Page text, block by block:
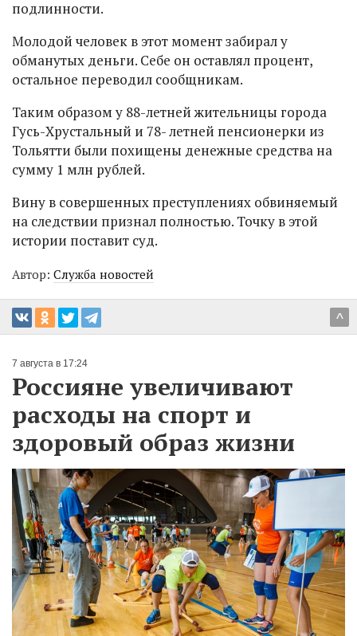
подлинности.
Молодой человек в этот момент забирал у
обманутых деньги. Себе он оставлял процент,
остальное переводил сообщникам.
Таким образом у 88-летней жительницы города
Гусь-Хрустальный и 78- летней пенсионерки из
Тольятти были похищены денежные средства на
сумму 1 млн рублей.
Вину в совершенных преступлениях обвиняемый
на следствии признал полностью. Точку в этой
истории поставит суд.
Автор: Служба новостей
^
7 августа в 17:24
Россияне увеличивают
расходы на спорт и
здоровый образ жизни